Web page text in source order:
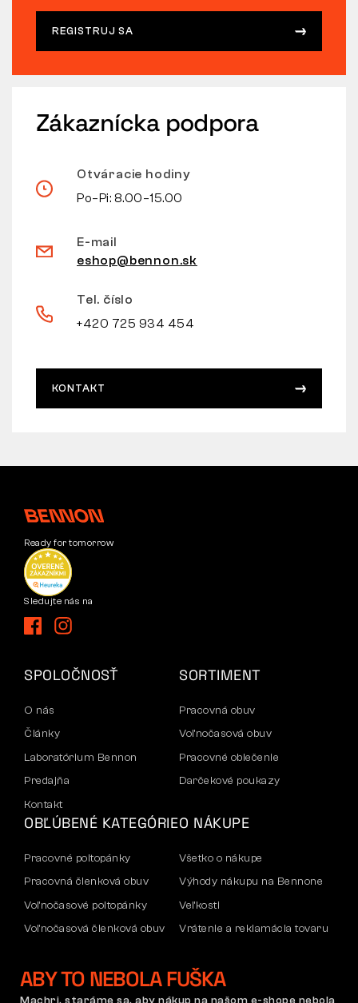
REGISTRUJ SA
Zákaznícka podpora
Otváracie hodiny
Po–Pi: 8.00–15.00
E-mail
eshop@bennon.sk
Tel. číslo
+420 725 934 454
KONTAKT
Ready for tomorrow
Sledujte nás na
SPOLOČNOSŤ
O nás
Články
Laboratórium Bennon
Predajňa
Kontakt
SORTIMENT
Pracovná obuv
Voľnočasová obuv
Pracovné oblečenie
Darčekové poukazy
OBĽÚBENÉ KATEGÓRIE
Pracovné poltopánky
Pracovná členková obuv
Voľnočasové poltopánky
Voľnočasová členková obuv
Mikiny
O NÁKUPE
Všetko o nákupe
Výhody nákupu na Bennone
Veľkosti
Vrátenie a reklamácia tovaru
Firemný účet
Reklamácia a záruka
ABY TO NEBOLA FUŠKA